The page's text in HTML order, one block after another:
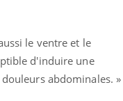
le ventre et le
d'induire une
abdominales. »